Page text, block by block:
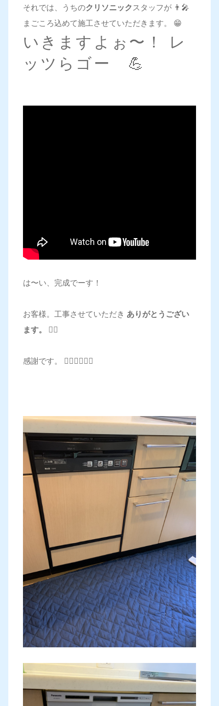
それでは、うちのクリソニック スタッフが 👨‍🎤
まごころ込めて施工させていただきます。 😁
いきますよぉ〜！ レ
ッツらゴー 💪
は〜い、完成でーす！
お客様。工事させていただき ありがとうござい
ます。 🙇‍♂️
感謝です。 🙇‍♂️🙇‍♂️🙇‍♂️